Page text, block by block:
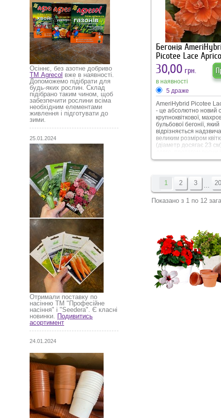
Осіннє, без азотне добриво
ТМ Agrecol вже в наявності.
Допоможемо підібрати для
будь-яких рослин. Склад
підібрано таким чином, щоб
забезпечити рослини всіма
необхідним елементами
живлення і підготувати до
зими.
25.01.2024
Отримали поставку по
насінню ТМ "Професійне
насіння" і "Seedera". Є класні
новинки. Подивитись
асортимент
24.01.2024
Бегонія
Picotee Lace
30,00 грн.
в наявності
5 драже
AmeriHybrid Picotee
- це абсолютно новий
крупноквіткової,
бульбової бегонії, який
відрізняється
великим розміром
(діаметр досягає 23
глибокої осені. Сорт
та напівтіні. Висота
50 см, ширина 25-30
фасовка.
1 2 3 20
Показано з 1 по 12